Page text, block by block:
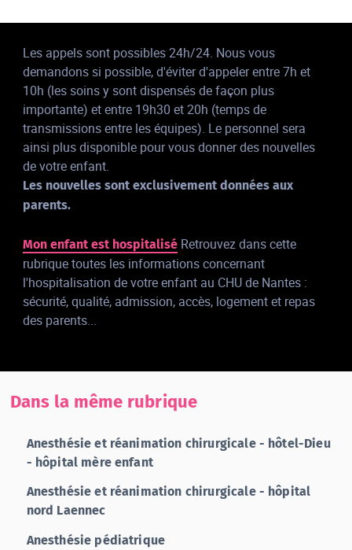
Les appels sont possibles 24h/24. Nous vous
demandons si possible, d'éviter d'appeler entre 7h et
10h (les soins y sont dispensés de façon plus
importante) et entre 19h30 et 20h (temps de
transmissions entre les équipes). Le personnel sera
ainsi plus disponible pour vous donner des nouvelles
de votre enfant.
Les nouvelles sont exclusivement données aux
parents.
Mon enfant est hospitalisé Retrouvez dans cette
rubrique toutes les informations concernant
l'hospitalisation de votre enfant au CHU de Nantes :
sécurité, qualité, admission, accès, logement et repas
des parents...
Dans la même rubrique
Anesthésie et réanimation chirurgicale - hôtel-Dieu
- hôpital mère enfant
Anesthésie et réanimation chirurgicale - hôpital
nord Laennec
Anesthésie pédiatrique